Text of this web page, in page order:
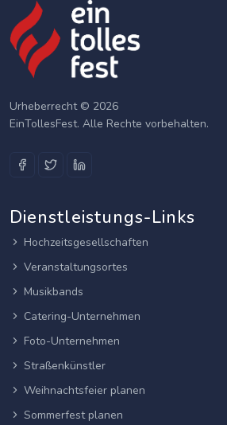
Urheberrecht © 2026
EinTollesFest. Alle Rechte vorbehalten.
Dienstleistungs-Links
Hochzeitsgesellschaften
Veranstaltungsortes
Musikbands
Catering-Unternehmen
Foto-Unternehmen
Straßenkünstler
Weihnachtsfeier planen
Sommerfest planen